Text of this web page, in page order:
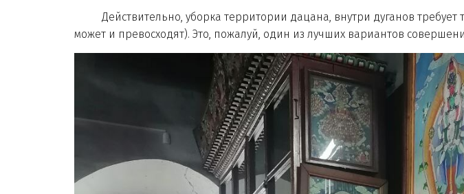
Действительно, уборка территории дацана, внутри дуганов требует
может и превосходят). Это, пожалуй, один из лучших вариантов